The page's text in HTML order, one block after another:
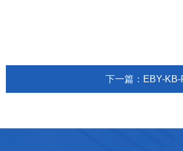
下一篇： EBY-